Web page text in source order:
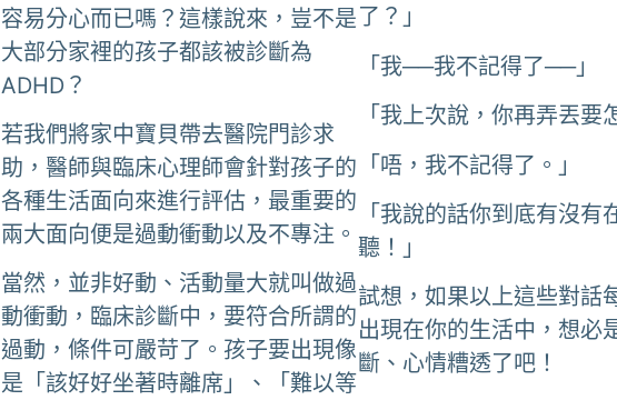
容易分心而已嗎？這樣說來，豈不是
大部分家裡的孩子都該被診斷為
ADHD？
若我們將家中寶貝帶去醫院門診求
助，醫師與臨床心理師會針對孩子的
各種生活面向來進行評估，最重要的
兩大面向便是過動衝動以及不專注。
當然，並非好動、活動量大就叫做過
動衝動，臨床診斷中，要符合所謂的
過動，條件可嚴苛了。孩子要出現像
是「該好好坐著時離席」、「難以等
了？」
「我──我不記得了──」
「我上次說，你再弄丟要
「唔，我不記得了。」
「我說的話你到底有沒有
聽！」
試想，如果以上這些對話
出現在你的生活中，想必
斷、心情糟透了吧！